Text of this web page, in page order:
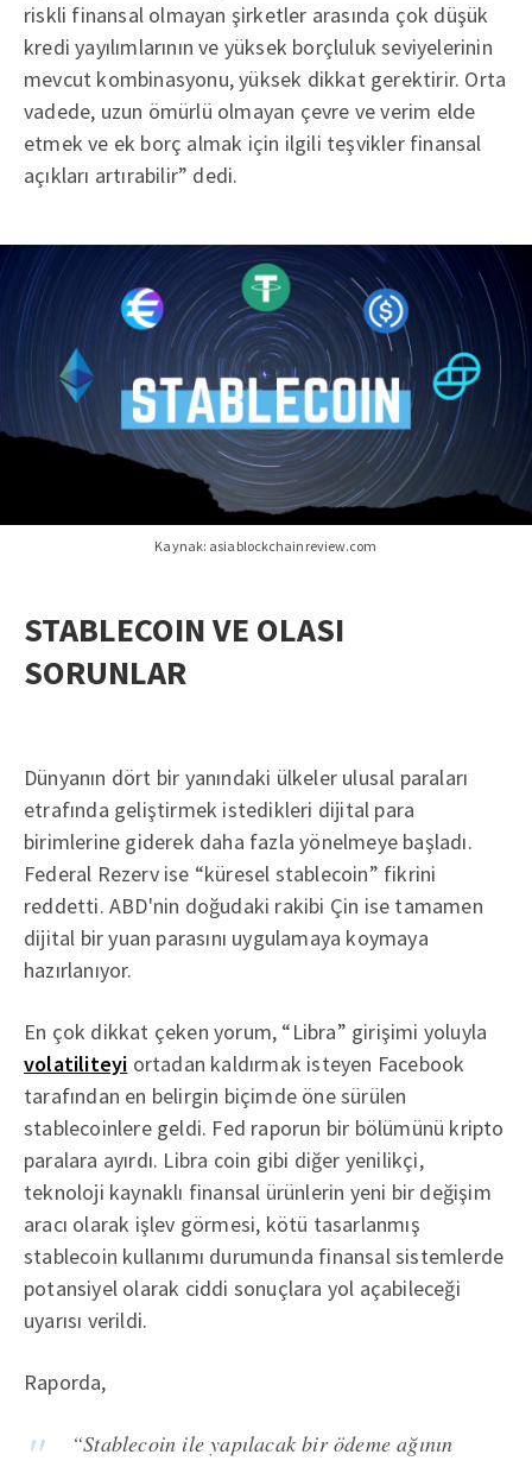
riskli finansal olmayan şirketler arasında çok düşük
kredi yayılımlarının ve yüksek borçluluk seviyelerinin
mevcut kombinasyonu, yüksek dikkat gerektirir. Orta
vadede, uzun ömürlü olmayan çevre ve verim elde
etmek ve ek borç almak için ilgili teşvikler finansal
açıkları artırabilir” dedi.
Kaynak: asiablockchainreview.com
STABLECOIN VE OLASI
SORUNLAR
Dünyanın dört bir yanındaki ülkeler ulusal paraları
etrafında geliştirmek istedikleri dijital para
birimlerine giderek daha fazla yönelmeye başladı.
Federal Rezerv ise “küresel stablecoin” fikrini
reddetti. ABD'nin doğudaki rakibi Çin ise tamamen
dijital bir yuan parasını uygulamaya koymaya
hazırlanıyor.
En çok dikkat çeken yorum, “Libra” girişimi yoluyla
volatiliteyi ortadan kaldırmak isteyen Facebook
tarafından en belirgin biçimde öne sürülen
stablecoinlere geldi. Fed raporun bir bölümünü kripto
paralara ayırdı. Libra coin gibi diğer yenilikçi,
teknoloji kaynaklı finansal ürünlerin yeni bir değişim
aracı olarak işlev görmesi, kötü tasarlanmış
stablecoin kullanımı durumunda finansal sistemlerde
potansiyel olarak ciddi sonuçlara yol açabileceği
uyarısı verildi.
Raporda,
“Stablecoin ile yapılacak bir ödeme ağının